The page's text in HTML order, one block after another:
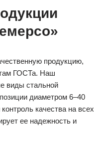
продукцию,
ГОСТа. Наш
виды стальной
диаметром 6–40
качества на всех
ее надежность и